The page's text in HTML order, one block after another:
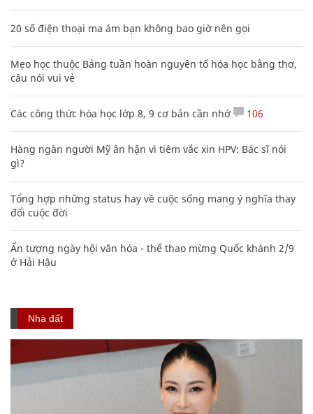
20 số điện thoại ma ám bạn không bao giờ nên gọi
Mẹo học thuộc Bảng tuần hoàn nguyên tố hóa học bằng thơ,
câu nói vui vẻ
Các công thức hóa học lớp 8, 9 cơ bản cần nhớ 106
Hàng ngàn người Mỹ ân hận vì tiêm vắc xin HPV: Bác sĩ nói
gì?
Tổng hợp những status hay về cuộc sống mang ý nghĩa thay
đổi cuộc đời
Ấn tượng ngày hội văn hóa - thể thao mừng Quốc khánh 2/9
ở Hải Hậu
Nhà đất